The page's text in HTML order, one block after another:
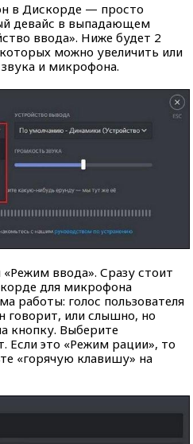
в Дискорде — просто
девайс в выпадающем
ввода». Ниже будет 2
можно увеличить или
и микрофона.
ввода». Сразу стоит
для микрофона
работы: голос пользователя
говорит, или слышно, но
кнопку. Выберите
Если это «Режим рации», то
«горячую клавишу» на